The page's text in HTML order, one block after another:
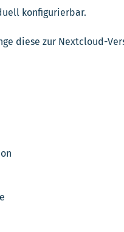
konfigurierbar.
diese zur Nextcloud-